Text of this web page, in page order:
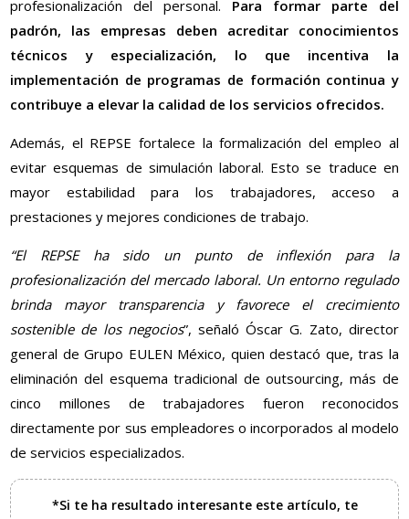
profesionalización del personal. Para formar parte del
padrón, las empresas deben acreditar conocimientos
técnicos y especialización, lo que incentiva la
implementación de programas de formación continua y
contribuye a elevar la calidad de los servicios ofrecidos.
Además, el REPSE fortalece la formalización del empleo al
evitar esquemas de simulación laboral. Esto se traduce en
mayor estabilidad para los trabajadores, acceso a
prestaciones y mejores condiciones de trabajo.
“El REPSE ha sido un punto de inflexión para la
profesionalización del mercado laboral. Un entorno regulado
brinda mayor transparencia y favorece el crecimiento
sostenible de los negocios”, señaló Óscar G. Zato, director
general de Grupo EULEN México, quien destacó que, tras la
eliminación del esquema tradicional de outsourcing, más de
cinco millones de trabajadores fueron reconocidos
directamente por sus empleadores o incorporados al modelo
de servicios especializados.
*Si te ha resultado interesante este artículo, te